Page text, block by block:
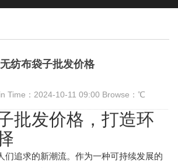
无纺布袋子批发价格
Time：2024-10-11 09:00 Browse： ℃
批发价格，打造环
们追求的新潮流。作为一种可持续发展的